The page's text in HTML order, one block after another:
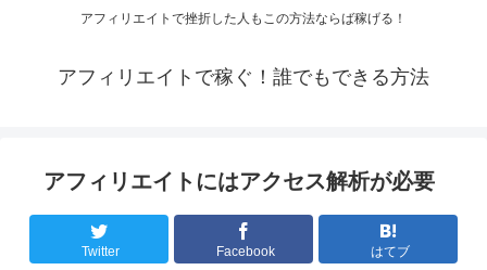
アフィリエイトで挫折した人もこの方法ならば稼げる！
アフィリエイトで稼ぐ！誰でもできる方法
アフィリエイトにはアクセス解析が必要
Twitter Facebook はてブ